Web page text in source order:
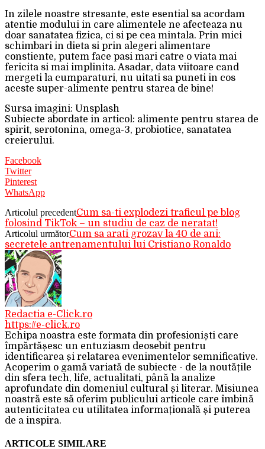
In zilele noastre stresante, este esential sa acordam
atentie modului in care alimentele ne afecteaza nu
doar sanatatea fizica, ci si pe cea mintala. Prin mici
schimbari in dieta si prin alegeri alimentare
constiente, putem face pasi mari catre o viata mai
fericita si mai implinita. Asadar, data viitoare cand
mergeti la cumparaturi, nu uitati sa puneti in cos
aceste super-alimente pentru starea de bine!
Sursa imagini: Unsplash
Subiecte abordate in articol: alimente pentru starea de
spirit, serotonina, omega-3, probiotice, sanatatea
creierului.
Facebook
Twitter
Pinterest
WhatsApp
Articolul precedentCum sa-ti explodezi traficul pe blog
folosind TikTok – un studiu de caz de neratat!
Articolul următorCum sa arati grozav la 40 de ani:
secretele antrenamentului lui Cristiano Ronaldo
Redactia e-Click.ro
https://e-click.ro
Echipa noastra este formata din profesioniști care
împărtășesc un entuziasm deosebit pentru
identificarea și relatarea evenimentelor semnificative.
Acoperim o gamă variată de subiecte - de la noutățile
din sfera tech, life, actualitati, până la analize
aprofundate din domeniul cultural și literar. Misiunea
noastră este să oferim publicului articole care îmbină
autenticitatea cu utilitatea informațională și puterea
de a inspira.
ARTICOLE SIMILARE